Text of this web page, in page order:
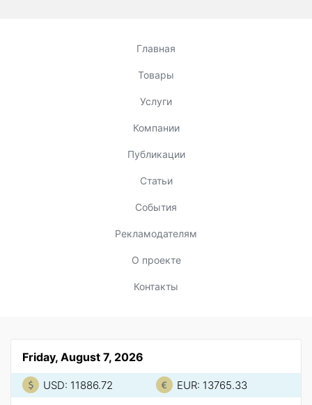
Главная
Товары
Услуги
Компании
Публикации
Статьи
События
Рекламодателям
О проекте
Контакты
Friday, August 7, 2026
USD: 11886.72 EUR: 13765.33